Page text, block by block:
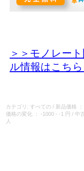
＞＞モノレー
ル情報はこちら
カテゴリ: すべての / 新品価格
価格の変化
： -1000 - -1 円 / 中
人